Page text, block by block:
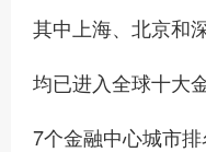
其中上海、北京和
均已进入全球十大
7个金融中心城市